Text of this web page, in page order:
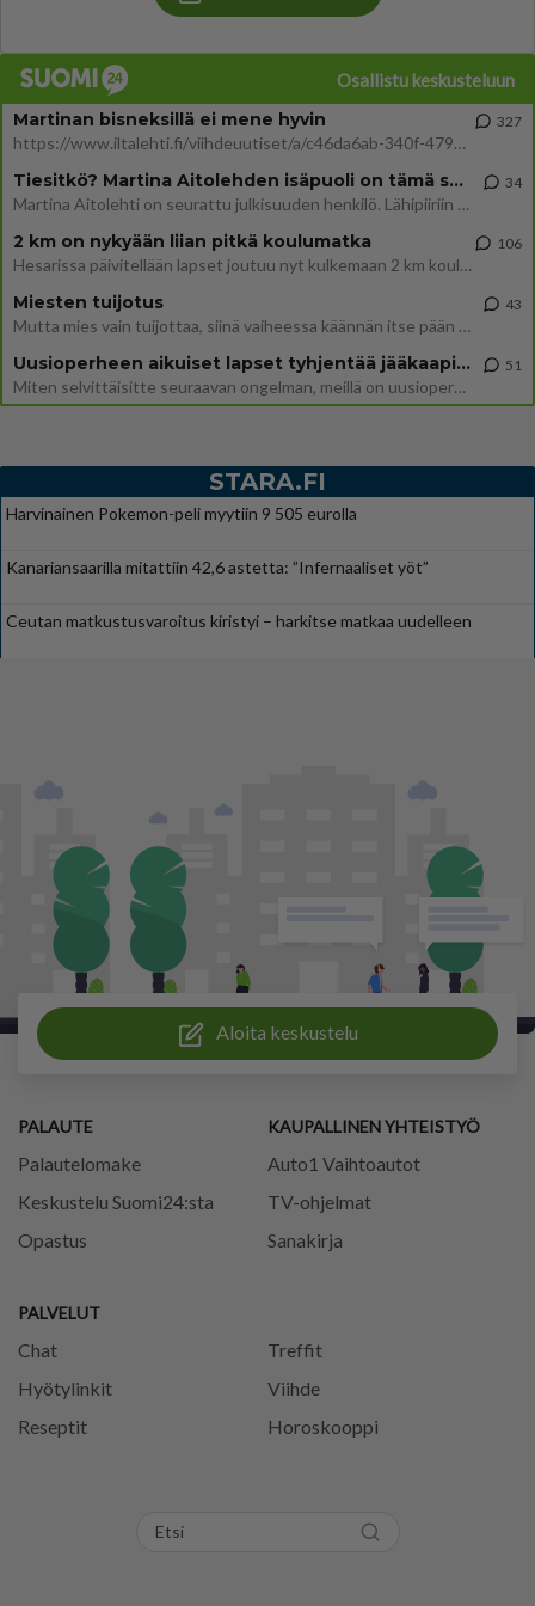
Osallistu keskusteluun
Martinan bisneksillä ei mene hyvin
https://www.iltalehti.fi/viihdeuutiset/a/c46da6ab-340f-4790-aaa7-0865eed2336 Yrityksen konkurssihakemus on tullut kärä
327
Tiesitkö? Martina Aitolehden isäpuoli on tämä suosittu laulaja
Martina Aitolehti on seurattu julkisuuden henkilö. Lähipiiriin mahtuu muitakin tunnettuja henkilöitä. Tiesitkö, että Ma
34
2 km on nykyään liian pitkä koulumatka
Hesarissa päivitellään lapset joutuu nyt kulkemaan 2 km kouluun jösses. Ruostefillarilla tuo matka menee vaikka miten äk
106
Miesten tuijotus
Mutta mies vain tuijottaa, siinä vaiheessa käännän itse pään pois. Mikä juttu? Yleensä jos joku tuijottaa tai katsoo, hä
43
Uusioperheen aikuiset lapset tyhjentää jääkaapin käydessään
Miten selvittäisitte seuraavan ongelman, meillä on uusioperhe, minulla teini-ikäiset lapset ja puolisolla aikuiset, jotk
51
STARA.FI
Harvinainen Pokemon-peli myytiin 9 505 eurolla
Kanariansaarilla mitattiin 42,6 astetta: ”Infernaaliset yöt”
Ceutan matkustusvaroitus kiristyi – harkitse matkaa uudelleen
Aloita keskustelu
PALAUTE
Palautelomake
Keskustelu Suomi24:sta
Opastus
PALVELUT
Chat
Treffit
Hyötylinkit
Viihde
Reseptit
Horoskooppi
KAUPALLINEN YHTEISTYÖ
Auto1 Vaihtoautot
TV-ohjelmat
Sanakirja